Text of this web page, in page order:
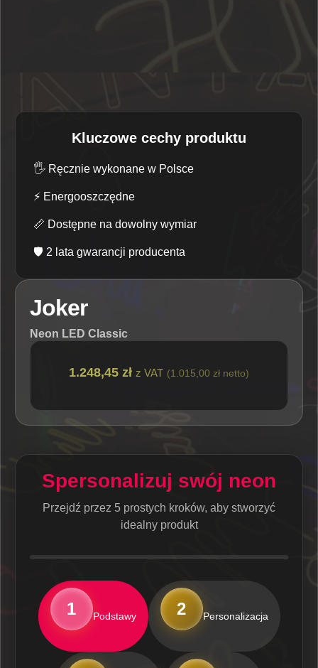
Kluczowe cechy produktu
🖐️ Ręcznie wykonane w Polsce
⚡ Energooszczędne
📏 Dostępne na dowolny wymiar
🛡️ 2 lata gwarancji producenta
Joker
Neon LED Classic
1.248,45 zł z VAT (1.015,00 zł netto)
Spersonalizuj swój neon
Przejdź przez 5 prostych kroków, aby stworzyć
idealny produkt
1 Podstawy 2 Personalizacja